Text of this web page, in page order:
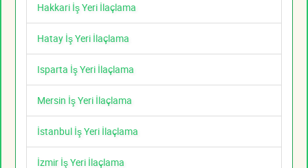
Hakkari İş Yeri İlaçlama
Hatay İş Yeri İlaçlama
Isparta İş Yeri İlaçlama
Mersin İş Yeri İlaçlama
İstanbul İş Yeri İlaçlama
İzmir İş Yeri İlaçlama